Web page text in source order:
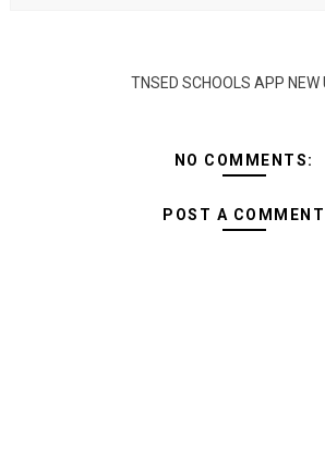
TNSED SCHOOLS APP
NO COMMENTS:
POST A COMMENT